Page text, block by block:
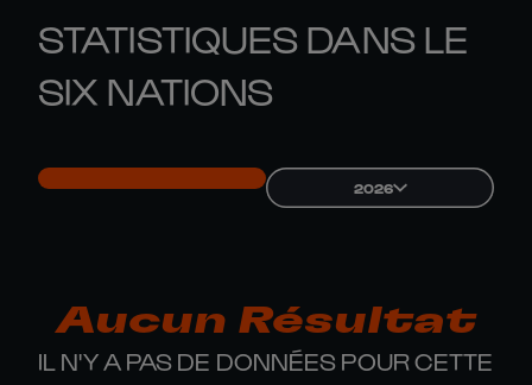
STATISTIQUES DANS LE
SIX NATIONS
2026
Aucun Résultat
IL N'Y A PAS DE DONNÉES POUR CETTE